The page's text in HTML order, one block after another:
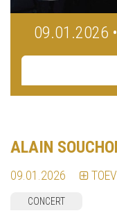
09.01.2026
ALAIN
09.01.2026
CONCERT